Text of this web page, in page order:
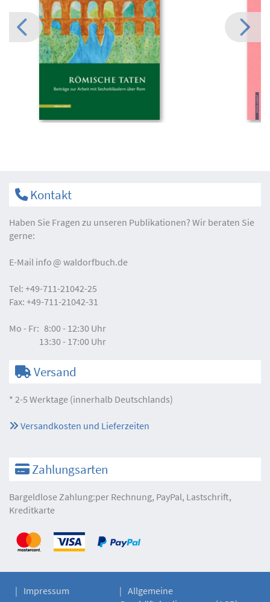
Kontakt
Haben Sie Fragen zu unseren Publikationen? Wir beraten Sie
gerne:
E-Mail info waldorfbuch.de
Tel: +49-711-21042-25
Fax: +49-711-21042-31
Mo - Fr: 8:00 - 12:30 Uhr
13:30 - 17:00 Uhr
Versand
* 2-5 Werktage (innerhalb Deutschlands)
Versandkosten und Lieferzeiten
Zahlungsarten
Bargeldlose Zahlung:per Rechnung, PayPal, Lastschrift,
Kreditkarte
Impressum
Allgemeine